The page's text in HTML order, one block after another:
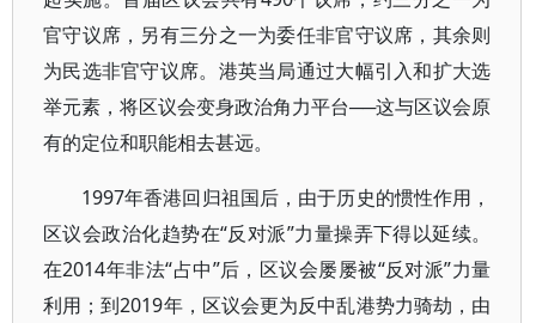
官守议席，另有三分之一为委任非官守议席，其余则
为民选非官守议席。港英当局通过大幅引入和扩大选
举元素，将区议会变身政治角力平台──这与区议会原
有的定位和职能相去甚远。
1997年香港回归祖国后，由于历史的惯性作用，
区议会政治化趋势在“反对派”力量操弄下得以延续。
在2014年非法“占中”后，区议会屡屡被“反对派”力量
利用；到2019年，区议会更为反中乱港势力骑劫，由